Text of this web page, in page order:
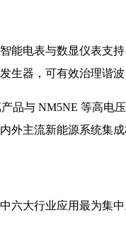
能电表与数显仪表支
生器，可有效治理谐
品与 NM5NE 等高
外主流新能源系统集成
六大行业应用最为集中